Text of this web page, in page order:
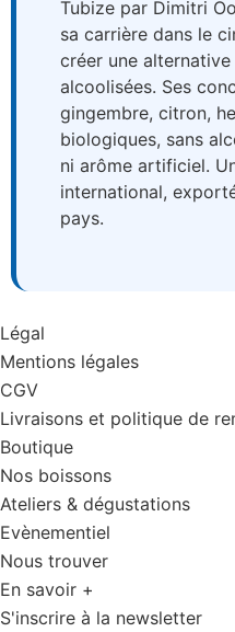
Tubize par Dimitri
sa carrière dans le
créer une
alcoolisées. Ses
gingembre, citron,
biologiques, sans
ni arôme artificiel.
international,
pays.
Légal
Mentions légales
CGV
Livraisons et politique de
Boutique
Nos boissons
Ateliers & dégustations
Evènementiel
Nous trouver
En savoir +
S'inscrire à la newsletter